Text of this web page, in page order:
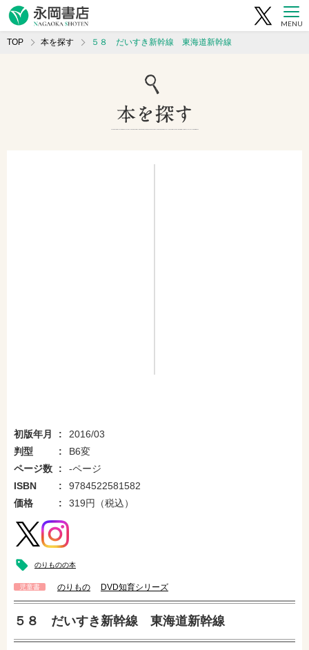
MENU
TOP 本を探す ５８ だいすき新幹線 東海道新幹線
初版年月
2016/03
判型
B6変
ページ数
-ページ
ISBN
9784522581582
価格
319円（税込）
のりものの本
児童書 のりもの DVD知育シリーズ
５８ だいすき新幹線 東海道新幹線
amazonで購入 楽天ブックスで購入